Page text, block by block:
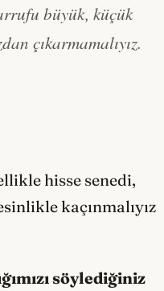
büyük, küçük
çıkarmamalıyız.
hisse senedi,
kaçınmalıyız
söylediğiniz